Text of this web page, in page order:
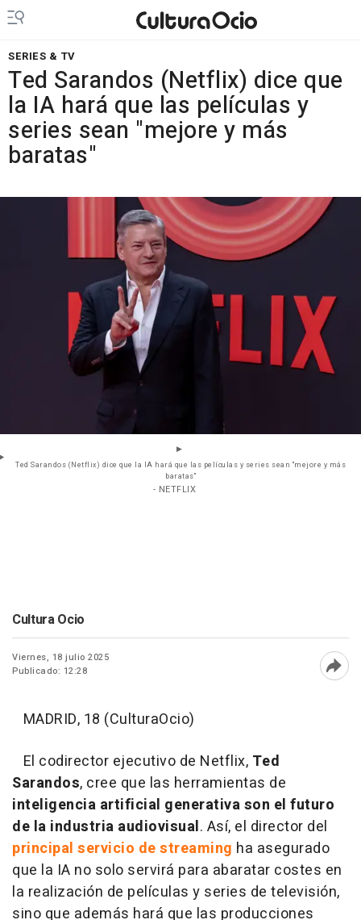
SERIES & TV
Ted Sarandos (Netflix) dice que
la IA hará que las películas y
series sean "mejore y más
baratas"
Ted Sarandos (Netflix) dice que la IA hará que las películas y series sean "mejore y más
baratas"
- NETFLIX
Cultura Ocio
Viernes, 18 julio 2025
Publicado: 12:28
MADRID, 18 (CulturaOcio)
El codirector ejecutivo de Netflix, Ted
Sarandos, cree que las herramientas de
inteligencia artificial generativa son el futuro
de la industria audiovisual. Así, el director del
principal servicio de streaming ha asegurado
que la IA no solo servirá para abaratar costes en
la realización de películas y series de televisión,
sino que además hará que las producciones